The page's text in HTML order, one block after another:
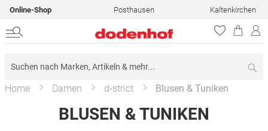
Online-Shop Posthausen Kaltenkirchen
Home Damen d-strict Blusen & Tuniken
BLUSEN & TUNIKEN